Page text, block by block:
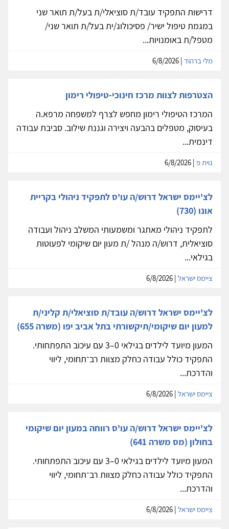
דרישות התפקיד עובד/ת סוציאלי/ת בעל/ת תואר שני
במגמת טיפול ישיר/ פסיכולוג/ית בעל/ת תואר שני/
מטפל/ת באומנויות...
מלי ברהוד
הצטרפות לצוות מרכז חינוכי-טיפולי רימון
המרכז הטיפולי רימון מחפש לצרף למשפחה מרפא.ה
בעיסוק, מטפלים בהבעה ויצירה וגננת שילוב. סביבת עבודה
דינמית...
נוית פ
לצ'יימס ישראל דרוש/ה עו'ס לתפקיד ניהולי בקריית
אונו (730)
לתפקיד ניהולי מאתגר ומשמעותי המשלב ניהול ועבודה
סוציאלית, דרוש/ה מנהל /ת מעון יום שיקומי לפעוטות
בגילאי...
ציימס ישראל
לצ'יימס ישראל דרוש/ה עובד/ת סוציאלי/ת קליני/ת
למעון יום שיקומי/תיקשורתי בתל אביב יפו (משרה 655)
המעון מיועד לילדים בגילאי 0–3 עם עיכוב התפתחותי.
התפקיד כולל עבודה כחלק מצוות רב־תחומי, ליווי
והדרכת...
ציימס ישראל
לצ'יימס ישראל דרוש/ה עו'ס רווחה במעון יום שיקומי
בחולון (מס משרה 641)
המעון מיועד לילדים בגילאי 0–3 עם עיכוב התפתחותי.
התפקיד כולל עבודה כחלק מצוות רב־תחומי, ליווי
והדרכת...
ציימס ישראל